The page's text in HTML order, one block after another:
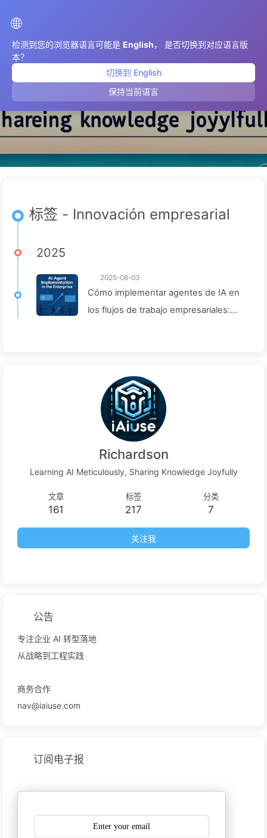
🌐
检测到您的浏览器语言可能是 English， 是否切换到对应语言版
本？
切换到 English
保持当前语言
Innovación empresarial
标签 - Innovación empresarial
2025
2025-08-03
Cómo implementar agentes de IA en
los flujos de trabajo empresariales:
Richardson
Learning AI Meticulously, Sharing Knowledge Joyfully
文章
161
标签
217
分类
7
关注我
公告
专注企业 AI 转型落地
从战略到工程实践
商务合作
nav@iaiuse.com
订阅电子报